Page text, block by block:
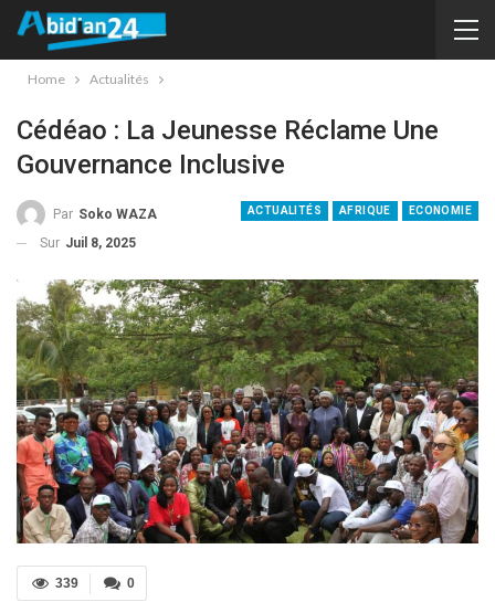
Home Actualités
Cédéao : La Jeunesse Réclame Une
Gouvernance Inclusive
ACTUALITÉS AFRIQUE ECONOMIE
Par Soko WAZA
Sur Juil 8, 2025
0
339